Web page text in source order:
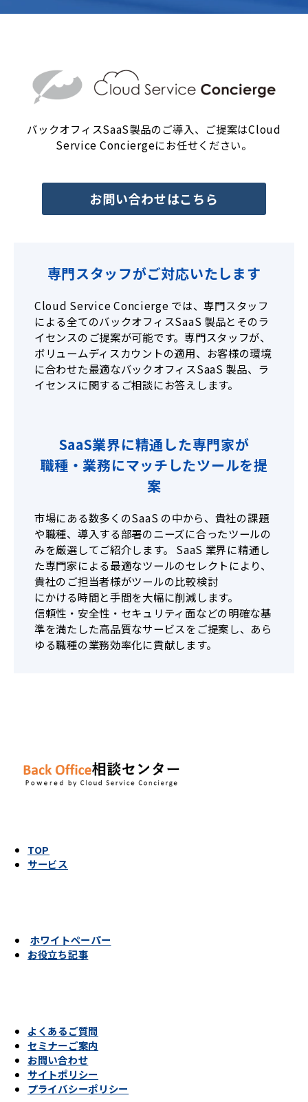
バックオフィスSaaS製品のご導入、ご提案はCloud
Service Conciergeにお任せください。
お問い合わせはこちら
専門スタッフがご対応いたします
Cloud Service Concierge では、専門スタッフ
による全てのバックオフィスSaaS 製品とそのラ
イセンスのご提案が可能です。専門スタッフが、
ボリュームディスカウントの適用、お客様の環境
に合わせた最適なバックオフィスSaaS 製品、ラ
イセンスに関するご相談にお答えします。
SaaS業界に精通した専門家が
職種・業務にマッチしたツールを提
案
市場にある数多くのSaaS の中から、貴社の課題
や職種、導入する部署のニーズに合ったツールの
みを厳選してご紹介します。 SaaS 業界に精通し
た専門家による最適なツールのセレクトにより、
貴社のご担当者様がツールの比較検討
にかける時間と手間を大幅に削減します。
信頼性・安全性・セキュリティ面などの明確な基
準を満たした高品質なサービスをご提案し、あら
ゆる職種の業務効率化に貢献します。
TOP
サービス
ホワイトペーパー
お役立ち記事
よくあるご質問
セミナーご案内
お問い合わせ
サイトポリシー
プライバシーポリシー